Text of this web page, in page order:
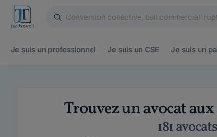
Je suis un professionnel Je suis un CSE Je suis un
Trouvez un avocat
181